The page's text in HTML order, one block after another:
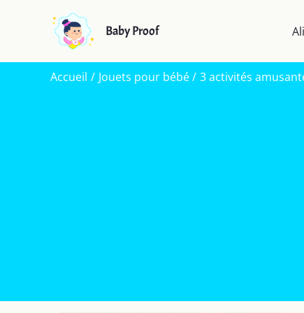
Baby Proof
Accueil Jouets pour bébé 3 activités